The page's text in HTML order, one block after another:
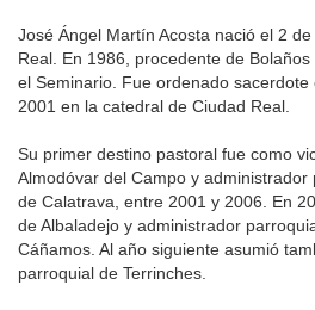
José Ángel Martín Acosta nació el 2
Real. En 1986, procedente de
el Seminario. Fue ordenado
2001 en la catedral de Ciudad Real.
Su primer destino pastoral fue como
Almodóvar del Campo y
de Calatrava, entre 2001 y 2006. En
de Albaladejo y administrador
Cáñamos. Al año siguiente asumió
parroquial de Terrinches.